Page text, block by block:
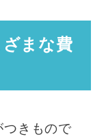
まな費
きもので